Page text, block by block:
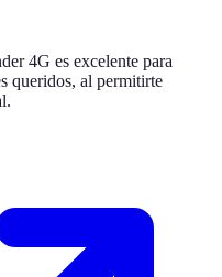
4G es excelente para
queridos, al permitirte